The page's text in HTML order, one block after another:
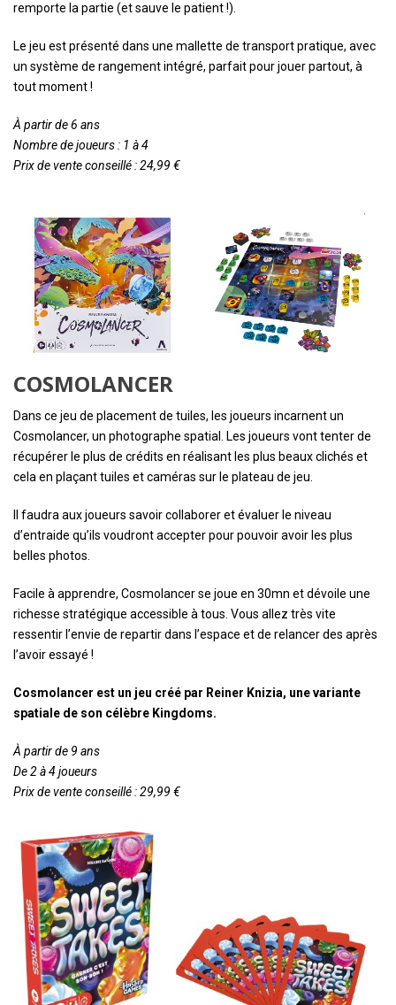
remporte la partie (et sauve le patient !).
Le jeu est présenté dans une mallette de transport pratique, avec
un système de rangement intégré, parfait pour jouer partout, à
tout moment !
À partir de 6 ans
Nombre de joueurs : 1 à 4
Prix de vente conseillé : 24,99 €
COSMOLANCER
Dans ce jeu de placement de tuiles, les joueurs incarnent un
Cosmolancer, un photographe spatial. Les joueurs vont tenter de
récupérer le plus de crédits en réalisant les plus beaux clichés et
cela en plaçant tuiles et caméras sur le plateau de jeu.
Il faudra aux joueurs savoir collaborer et évaluer le niveau
d’entraide qu’ils voudront accepter pour pouvoir avoir les plus
belles photos.
Facile à apprendre, Cosmolancer se joue en 30mn et dévoile une
richesse stratégique accessible à tous. Vous allez très vite
ressentir l’envie de repartir dans l’espace et de relancer des après
l’avoir essayé !
Cosmolancer est un jeu créé par Reiner Knizia, une variante
spatiale de son célèbre Kingdoms.
À partir de 9 ans
De 2 à 4 joueurs
Prix de vente conseillé : 29,99 €